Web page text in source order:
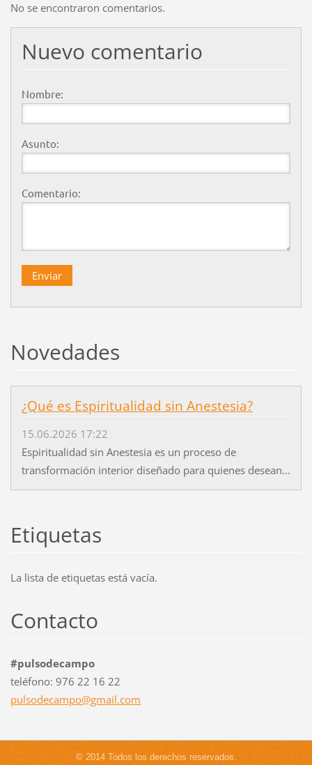
No se encontraron comentarios.
Nuevo comentario
Nombre:
Asunto:
Comentario:
Novedades
¿Qué es Espiritualidad sin Anestesia?
15.06.2026 17:22
Espiritualidad sin Anestesia es un proceso de
transformación interior diseñado para quienes desean...
Etiquetas
La lista de etiquetas está vacía.
Contacto
#pulsodecampo
teléfono: 976 22 16 22
pulsodecampo@gmail.com
© 2014 Todos los derechos reservados.